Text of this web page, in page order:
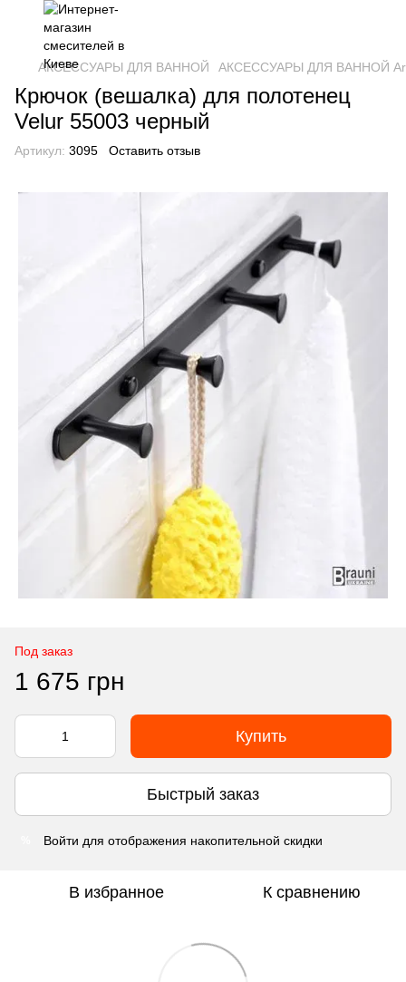
АКСЕССУАРЫ ДЛЯ ВАННОЙ АКСЕССУАРЫ ДЛЯ ВАННОЙ
Крючок (вешалка) для полотенец
Velur 55003 черный
Артикул: 3095 Оставить отзыв
Под заказ
1 675 грн
Купить
Быстрый заказ
Войти для отображения накопительной скидки
В избранное К сравнению